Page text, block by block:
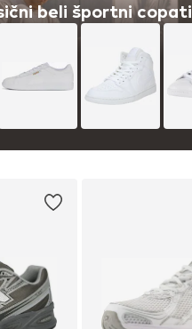
beli športni copati